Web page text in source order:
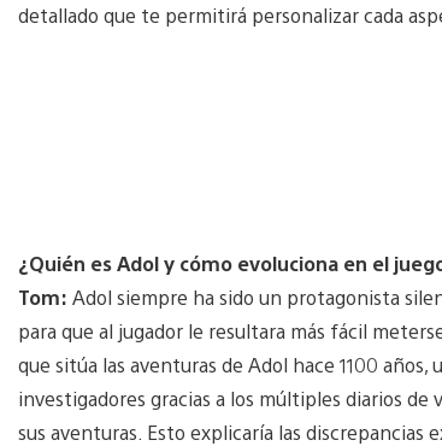
detallado que te permitirá personalizar cada
¿Quién es Adol y cómo evoluciona en el
Tom: Adol siempre ha sido un protagonista
para que al jugador le resultara más fácil
que sitúa las aventuras de Adol hace 1100
investigadores gracias a los múltiples diarios
sus aventuras. Esto explicaría las discrepancias